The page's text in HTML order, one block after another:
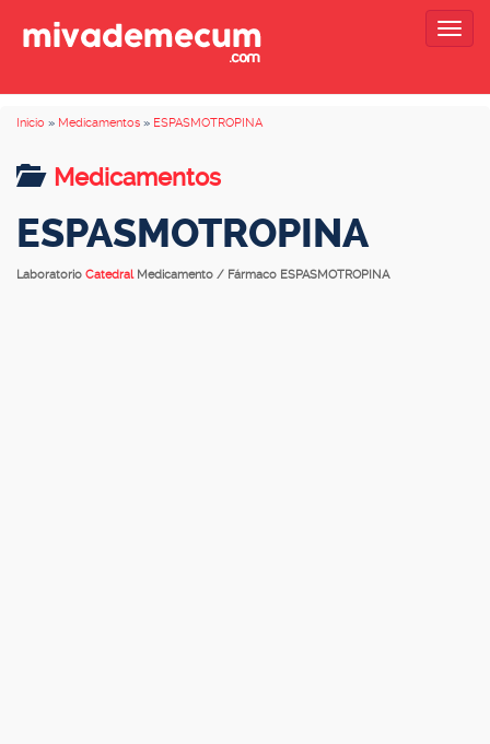
Inicio » Medicamentos » ESPASMOTROPINA
Medicamentos
ESPASMOTROPINA
Laboratorio Catedral Medicamento / Fármaco ESPASMOTROPINA